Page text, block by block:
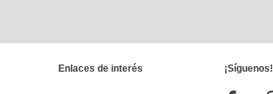
Enlaces de interés ¡Síguenos!